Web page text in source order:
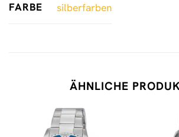
FARBE silberfarben
ÄHNLICHE